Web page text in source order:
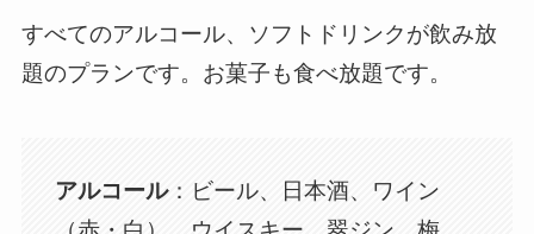
すべてのアルコール、ソフトドリンクが飲み放
題のプランです。お菓子も食べ放題です。
アルコール：ビール、日本酒、ワイン